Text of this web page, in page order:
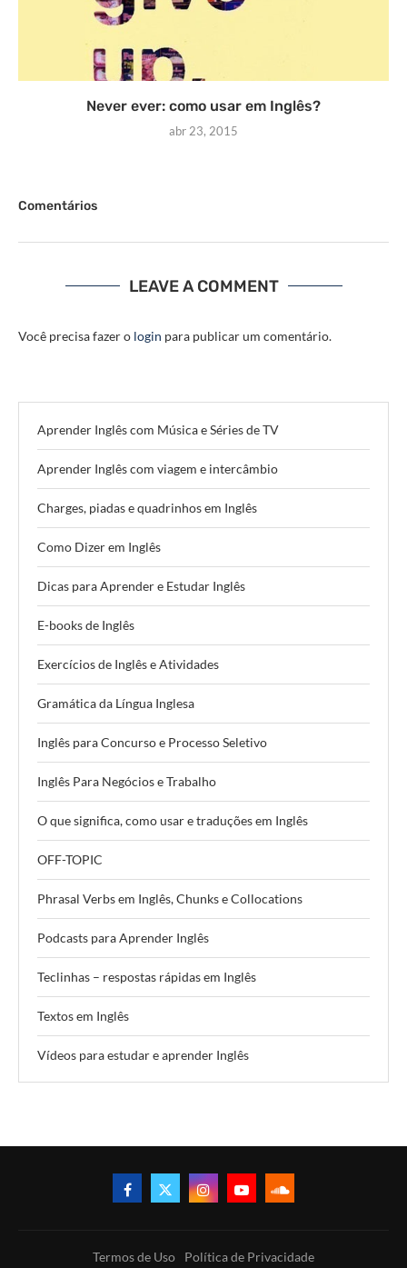
Never ever: como usar em Inglês?
abr 23, 2015
Comentários
LEAVE A COMMENT
Você precisa fazer o login para publicar um comentário.
Aprender Inglês com Música e Séries de TV
Aprender Inglês com viagem e intercâmbio
Charges, piadas e quadrinhos em Inglês
Como Dizer em Inglês
Dicas para Aprender e Estudar Inglês
E-books de Inglês
Exercícios de Inglês e Atividades
Gramática da Língua Inglesa
Inglês para Concurso e Processo Seletivo
Inglês Para Negócios e Trabalho
O que significa, como usar e traduções em Inglês
OFF-TOPIC
Phrasal Verbs em Inglês, Chunks e Collocations
Podcasts para Aprender Inglês
Teclinhas – respostas rápidas em Inglês
Textos em Inglês
Vídeos para estudar e aprender Inglês
Termos de Uso Política de Privacidade